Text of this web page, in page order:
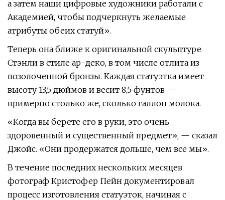
а затем наши цифровые художники работали с
Академией, чтобы подчеркнуть желаемые
атрибуты обеих статуй».
Теперь она ближе к оригинальной скульптуре
Стэнли в стиле ар-деко, в том числе отлита из
позолоченной бронзы. Каждая статуэтка имеет
высоту 13,5 дюймов и весит 8,5 фунтов —
примерно столько же, сколько галлон молока.
«Когда вы берете его в руки, это очень
здоровенный и существенный предмет», — сказал
Джойс. «Они продержатся дольше, чем все мы».
В течение последних нескольких месяцев
фотограф Кристофер Пейн документировал
процесс изготовления статуэток, начиная с